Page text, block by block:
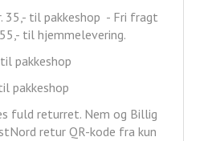
35,- til pakkeshop - Fri fragt
til hjemmelevering.
pakkeshop
pakkeshop
fuld returret. Nem og Billig
retur QR-kode fra kun